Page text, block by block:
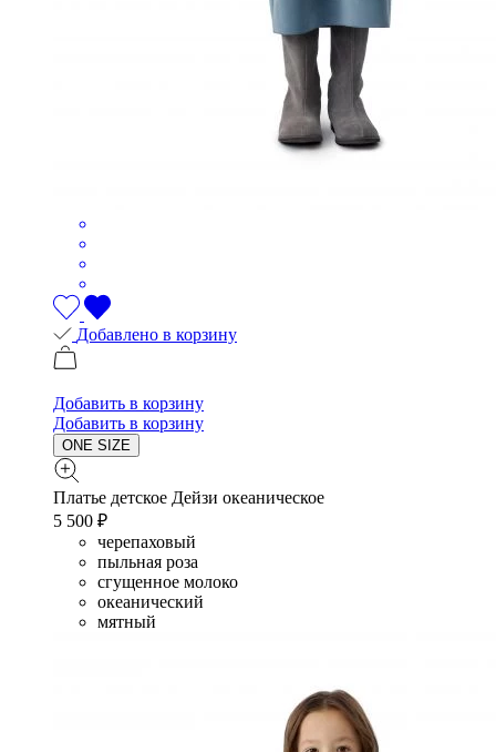
Добавлено в корзину
Добавить в корзину
Добавить в корзину
ONE SIZE
Платье детское Дейзи океаническое
5 500 ₽
черепаховый
пыльная роза
сгущенное молоко
океанический
мятный